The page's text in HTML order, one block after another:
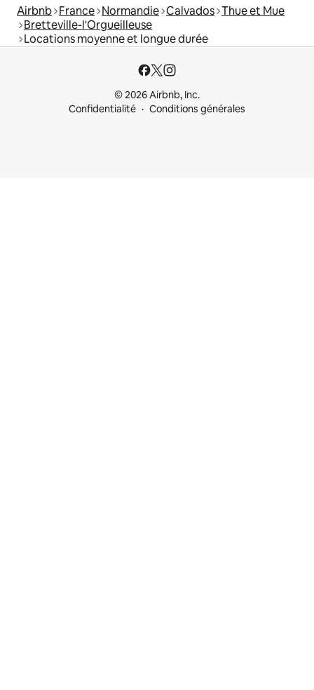
Airbnb France Normandie Calvados Thue et Mue
Bretteville-l'Orgueilleuse
Locations moyenne et longue durée
© 2026 Airbnb, Inc.
Confidentialité
Conditions générales